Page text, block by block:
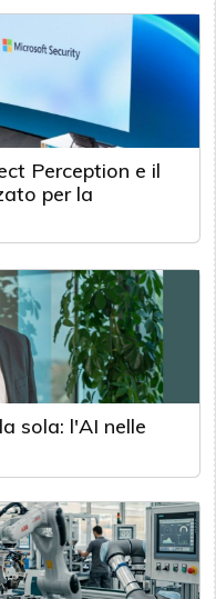
Perception e il
per la
sola: l'AI nelle